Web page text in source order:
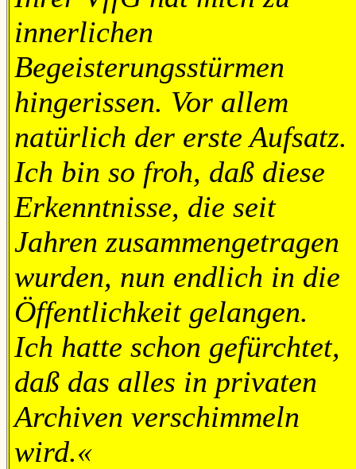
innerlichen
Begeisterungsstürmen
hingerissen. Vor allem
natürlich der erste Aufsatz.
Ich bin so froh, daß diese
Erkenntnisse, die seit
Jahren zusammengetragen
wurden, nun endlich in die
Öffentlichkeit gelangen.
Ich hatte schon gefürchtet,
daß das alles in privaten
Archiven verschimmeln
wird.«